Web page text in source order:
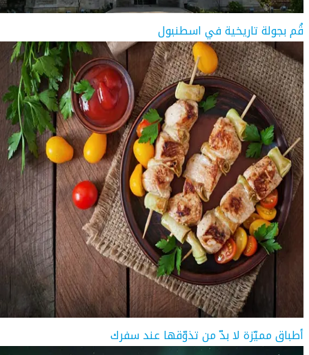
قُم بجولة تاريخية في اسطنبول
أطباق مميّزة لا بدّ من تذوّقها عند سفرك